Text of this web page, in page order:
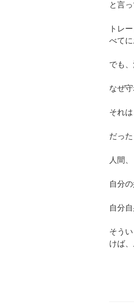
と言
トレ
べて
でも
なぜ
それ
だっ
人間
自分
自分
そう
けば